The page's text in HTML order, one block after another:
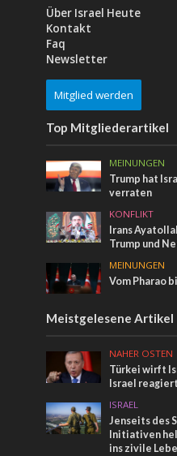
Über Israel Heute
Kontakt
Faq
Newsletter
Mitglied werden
Top Mitgliederartikel
MEINUNGEN
Trump hat
verraten
KONFLIKT
Irans
Trump und
MEINUNGEN
Vom Pharao
Meistgelesene Artikel
NAHER OSTEN
Türkei wirft
Israel
ISRAEL
Jenseits des
Initiativen
ins zivile